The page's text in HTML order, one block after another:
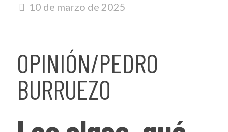
10 de marzo de 2025
OPINIÓN/PEDRO
BURRUEZO